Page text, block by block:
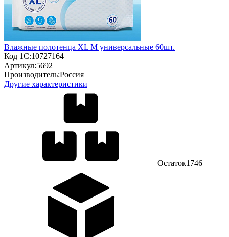
Влажные полотенца XL М универсальные 60шт.
Код 1С:10727164
Артикул:5692
Производитель:Россия
Другие характеристики
Остаток1746